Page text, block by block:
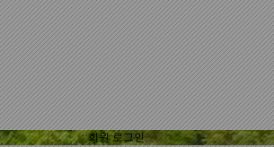
회원 로그인